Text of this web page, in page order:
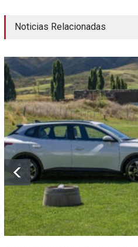
Noticias Relacionadas